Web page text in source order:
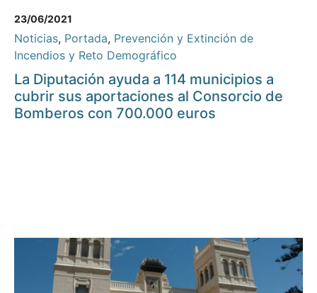
23/06/2021
Noticias, Portada, Prevención y Extinción de
Incendios y Reto Demográfico
La Diputación ayuda a 114 municipios a
cubrir sus aportaciones al Consorcio de
Bomberos con 700.000 euros